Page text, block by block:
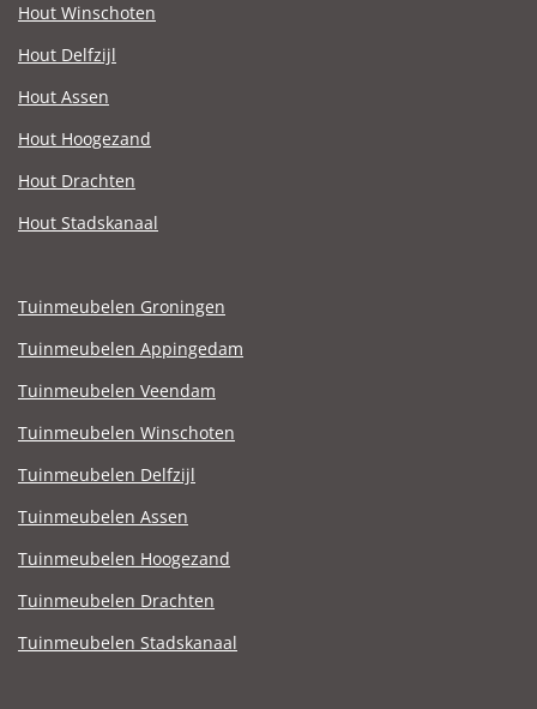
Hout Winschoten
Hout Delfzijl
Hout Assen
Hout Hoogezand
Hout Drachten
Hout Stadskanaal
Tuinmeubelen Groningen
Tuinmeubelen Appingedam
Tuinmeubelen Veendam
Tuinmeubelen Winschoten
Tuinmeubelen Delfzijl
Tuinmeubelen Assen
Tuinmeubelen Hoogezand
Tuinmeubelen Drachten
Tuinmeubelen Stadskanaal